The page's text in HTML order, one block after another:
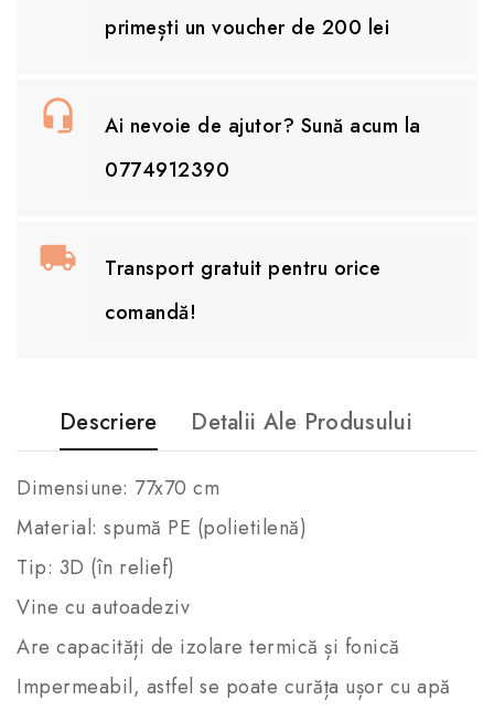
primești un voucher de 200 lei
Ai nevoie de ajutor? Sună acum la
0774912390
Transport gratuit pentru orice
comandă!
Descriere Detalii Ale Produsului
Dimensiune: 77x70 cm
Material: spumă PE (polietilenă)
Tip: 3D (în relief)
Vine cu autoadeziv
Are capacități de izolare termică și fonică
Impermeabil, astfel se poate curăța ușor cu apă